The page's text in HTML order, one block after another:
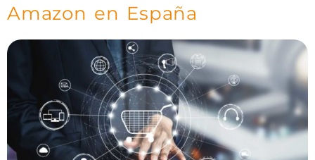
Amazon en España